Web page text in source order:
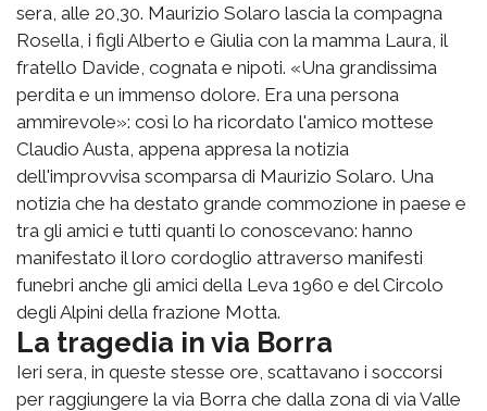
sera, alle 20,30. Maurizio Solaro lascia la compagna
Rosella, i figli Alberto e Giulia con la mamma Laura, il
fratello Davide, cognata e nipoti. «Una grandissima
perdita e un immenso dolore. Era una persona
ammirevole»: così lo ha ricordato l'amico mottese
Claudio Austa, appena appresa la notizia
dell'improvvisa scomparsa di Maurizio Solaro. Una
notizia che ha destato grande commozione in paese e
tra gli amici e tutti quanti lo conoscevano: hanno
manifestato il loro cordoglio attraverso manifesti
funebri anche gli amici della Leva 1960 e del Circolo
degli Alpini della frazione Motta.
La tragedia in via Borra
Ieri sera, in queste stesse ore, scattavano i soccorsi
per raggiungere la via Borra che dalla zona di via Valle